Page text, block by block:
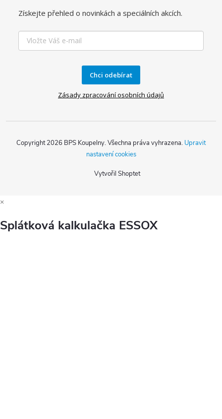
Získejte přehled o novinkách a speciálních akcích.
Chci odebírat
Zásady zpracování osobních údajů
Vytvořil Shoptet
Copyright 2026 BPS Koupelny. Všechna práva vyhrazena. Upravit
nastavení cookies
×
Splátková kalkulačka ESSOX